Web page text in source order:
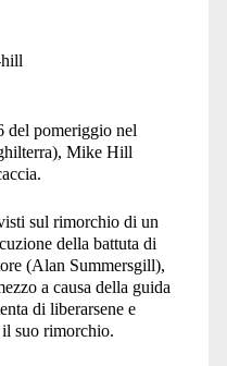
del pomeriggio nel
Mike Hill
sul rimorchio di un
della battuta di
(Alan Summersgill),
a causa della guida
di liberarsene e
il suo rimorchio.